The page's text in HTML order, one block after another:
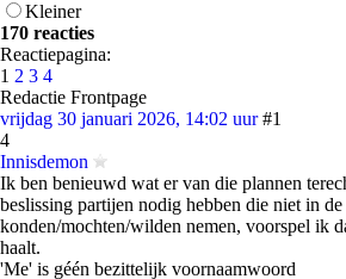
Kleiner
170 reacties
Reactiepagina:
1 2 3 4
Redactie Frontpage
vrijdag 30 januari 2026, 14:02 uur #1
4
Innisdemon
Ik ben benieuwd wat er van die plannen
beslissing partijen nodig hebben die niet in
konden/mochten/wilden nemen, voorspel ik
haalt.
'Me' is géén bezittelijk voornaamwoord